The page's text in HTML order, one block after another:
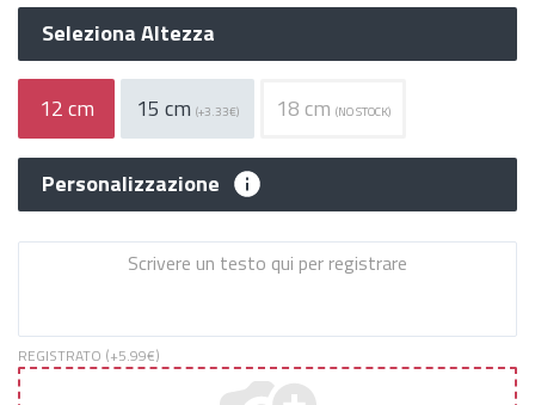
Seleziona Altezza
12 cm 15 cm (+3.33€) 18 cm (NO STOCK)
Personalizzazione
REGISTRATO (+5.99€)